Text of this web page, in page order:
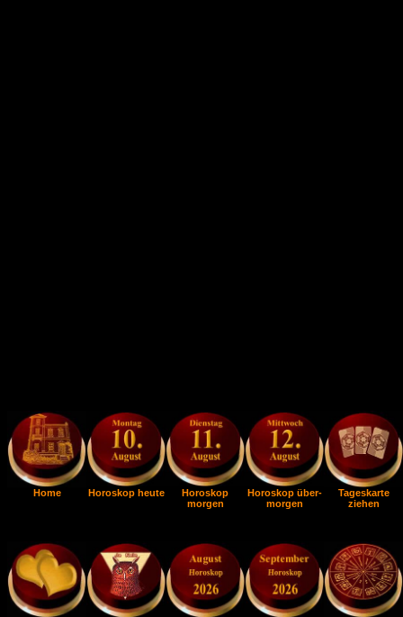
Home Horoskop heute
Horoskop
morgen
Horoskop über-
morgen
Tageskarte
ziehen